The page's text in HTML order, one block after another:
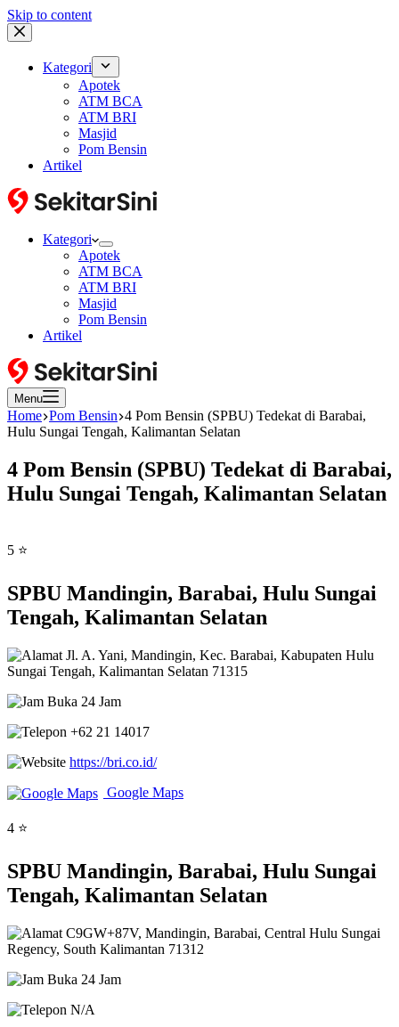
Skip to content
Kategori
Apotek
ATM BCA
ATM BRI
Masjid
Pom Bensin
Artikel
Kategori
Apotek
ATM BCA
ATM BRI
Masjid
Pom Bensin
Artikel
Menu
Home Pom Bensin 4 Pom Bensin (SPBU) Tedekat di Barabai,
Hulu Sungai Tengah, Kalimantan Selatan
4 Pom Bensin (SPBU) Tedekat di Barabai,
Hulu Sungai Tengah, Kalimantan Selatan
5 ⭐
SPBU Mandingin, Barabai, Hulu Sungai
Tengah, Kalimantan Selatan
Jl. A. Yani, Mandingin, Kec. Barabai, Kabupaten Hulu
Sungai Tengah, Kalimantan Selatan 71315
Buka 24 Jam
+62 21 14017
https://bri.co.id/
Google Maps
4 ⭐
SPBU Mandingin, Barabai, Hulu Sungai
Tengah, Kalimantan Selatan
C9GW+87V, Mandingin, Barabai, Central Hulu Sungai
Regency, South Kalimantan 71312
Buka 24 Jam
N/A